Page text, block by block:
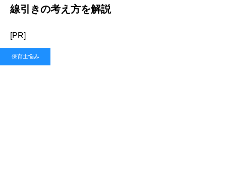
線引きの考え方を解説
[PR]
保育士悩み